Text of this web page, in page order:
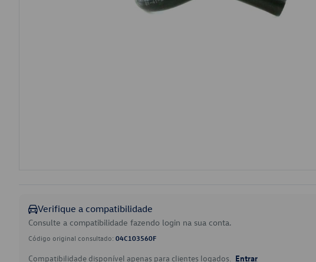
Verifique a compatibilidade
Consulte a compatibilidade fazendo login na sua conta.
Código original consultado: 04C103560F
Compatibilidade disponível apenas para clientes logados. Entrar